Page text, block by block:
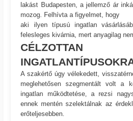
lakást Budapesten, a jellemző ár
mozog. Felhívta a figyelmet, hogy
aki ilyen típusú ingatlan
felesleges kivárnia, mert anyagilag
CÉLZOTTAN
A szakértő úgy vélekedett,
meglehetősen szegmentált volt a
ingatlan működtetése, a rezsi
ennek mentén szelektálnak az
erőteljesebben.